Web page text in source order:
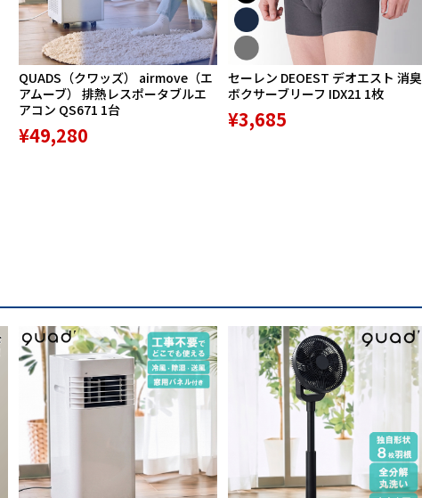
QUADS（クワッズ） airmove（エ
アムーブ） 排熱レスポータブルエ
アコン QS671 1台
¥49,280
セーレン DEOEST デオエスト 消臭
ボクサーブリーフ IDX21 1枚
¥3,685